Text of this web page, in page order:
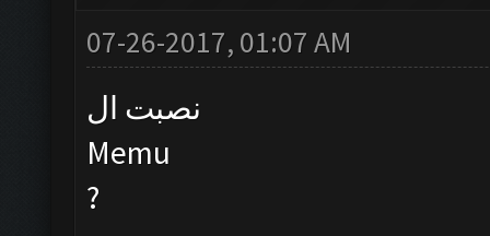
07-26-2017, 01:07 AM
نصبت ال
Memu
?